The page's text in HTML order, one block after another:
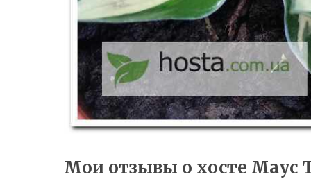
Мои отзывы о хосте Маус